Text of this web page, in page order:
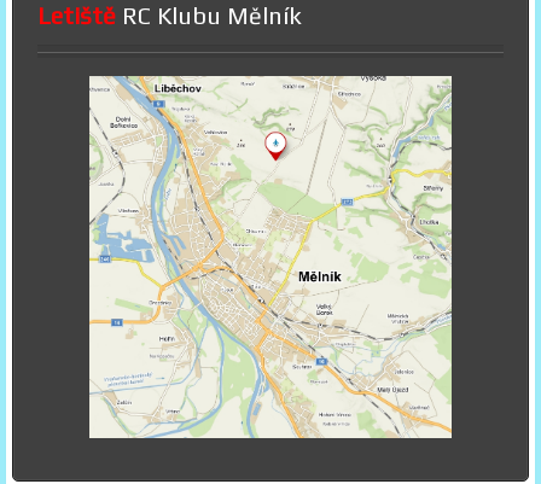
Letiště RC Klubu Mělník